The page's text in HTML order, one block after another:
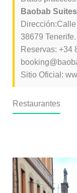
Baobab Suites
38679
Reservas: +34
Sitio Oficial:
Restaurantes